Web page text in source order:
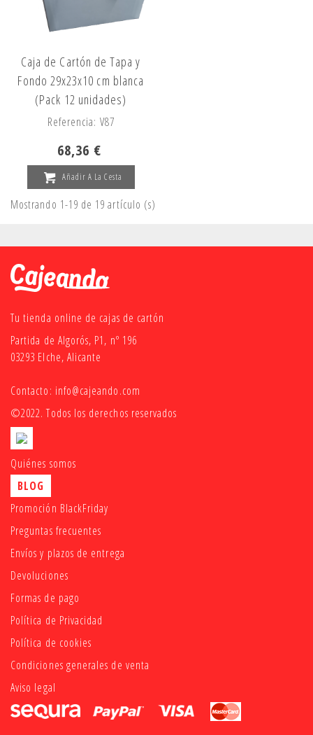
Caja de Cartón de Tapa y
Fondo 29x23x10 cm blanca
(Pack 12 unidades)
Referencia: V87
68,36 €
Añadir A La Cesta
Mostrando 1-19 de 19 artículo (s)
Tu tienda online de cajas de cartón
Partida de Algorós, P1, nº 196
03293 Elche, Alicante
Contacto: info@cajeando.com
©2022. Todos los derechos reservados
Quiénes somos
BLOG
Promoción BlackFriday
Preguntas frecuentes
Envíos y plazos de entrega
Devoluciones
Formas de pago
Política de Privacidad
Política de cookies
Condiciones generales de venta
Aviso legal